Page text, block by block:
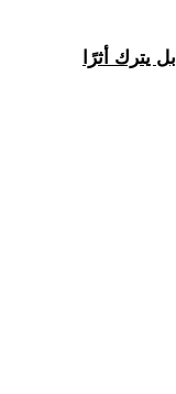
يترك أثرًا